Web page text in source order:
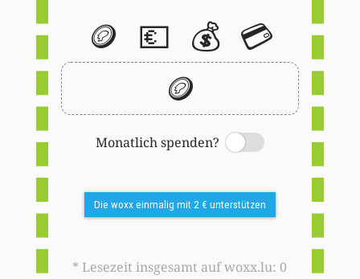
🪙 💶 💰 💳
🪙
Monatlich spenden?
Switch
Die woxx einmalig mit 2 € unterstützen
* Lesezeit insgesamt auf woxx.lu: 0